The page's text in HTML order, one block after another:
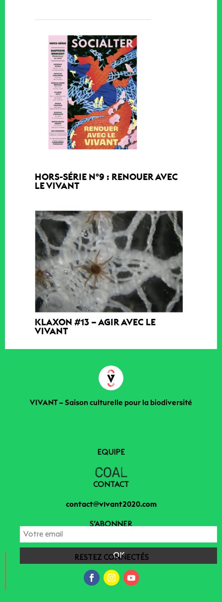
HORS-SÉRIE N°9 : RENOUER AVEC
LE VIVANT
KLAXON #13 – AGIR AVEC LE
VIVANT
VIVANT – Saison culturelle pour la biodiversité
EQUIPE
CONTACT
contact@vivant2020.com
S’ABONNER
RESTEZ CONNECTÉS